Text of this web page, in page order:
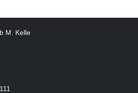
M. Kelle